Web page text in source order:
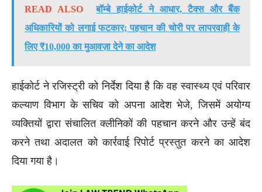
READ ALSO
बॉम्बे हाईकोर्ट ने आधार, टैक्स और बैंक
अधिकारियों को लगाई फटकार; पहचान की चोरी पर लापरवाही के
लिए ₹10,000 का मुआवज़ा देने का आदेश
हाईकोर्ट ने रजिस्ट्री को निर्देश दिया है कि वह स्वास्थ्य एवं परिवार
कल्याण विभाग के सचिव को अपना आदेश भेजे, जिसमें अयोग्य
व्यक्तियों द्वारा संचालित क्लीनिकों की पहचान करने और उन्हें बंद
करने तथा अदालत को कार्रवाई रिपोर्ट प्रस्तुत करने का आदेश
दिया गया है।